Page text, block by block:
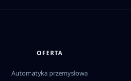
OFERTA
Automatyka przemysłowa